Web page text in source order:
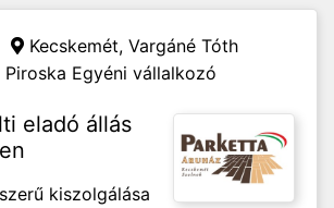
Kecskemét, Vargáné Tóth
Piroska Egyéni vállalkozó
eladó állás
kiszolgálása